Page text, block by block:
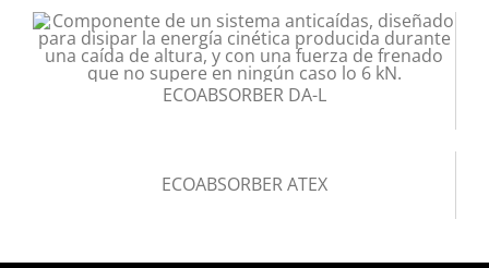
ECOABSORBER DA-L
ECOABSORBER ATEX